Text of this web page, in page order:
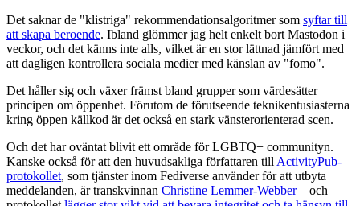
Det saknar de "klistriga" rekommendationsalgoritmer som syftar till
att skapa beroende. Ibland glömmer jag helt enkelt bort Mastodon i
veckor, och det känns inte alls, vilket är en stor lättnad jämfört med
att dagligen kontrollera sociala medier med känslan av "fomo".
Det håller sig och växer främst bland grupper som värdesätter
principen om öppenhet. Förutom de förutseende teknikentusiasterna
kring öppen källkod är det också en stark vänsterorienterad scen.
Och det har oväntat blivit ett område för LGBTQ+ communityn.
Kanske också för att den huvudsakliga författaren till ActivityPub-
protokollet, som tjänster inom Fediverse använder för att utbyta
meddelanden, är transkvinnan Christine Lemmer-Webber– och